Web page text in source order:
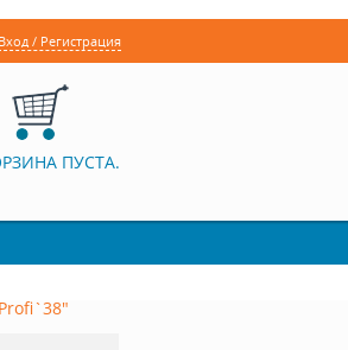
Вход / Регистрация
ПУСТА.